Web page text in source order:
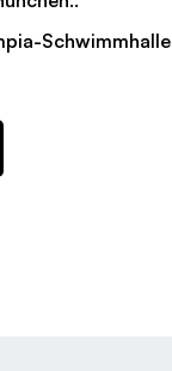
Schwimmhalle